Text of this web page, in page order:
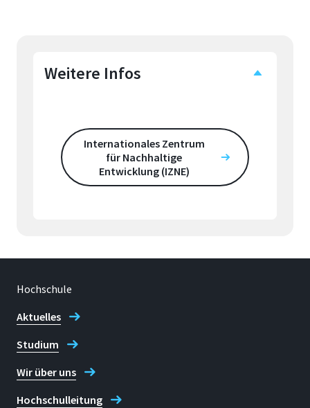
Weitere Infos
Internationales Zentrum
für Nachhaltige
Entwicklung (IZNE)
Hochschule
Aktuelles
Studium
Wir über uns
Hochschulleitung